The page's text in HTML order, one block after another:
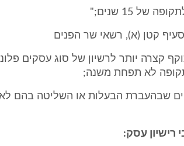
קטן (א), רשאי שר הפנים
קצרה יותר לרשיון של סוג עסקים
לא תפחת משנה;
שבהעברת הבעלות או השליטה בהם לא
רישיון עסק: